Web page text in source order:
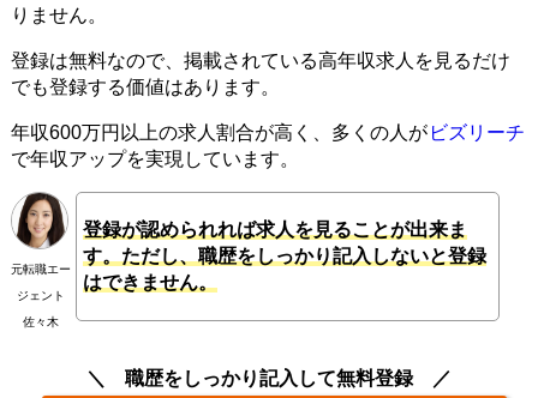
りません。
登録は無料なので、掲載されている高年収求人を見るだけ
でも登録する価値はあります。
年収600万円以上の求人割合が高く、多くの人が ビズリーチ
で年収アップを実現しています。
元転職エー
ジェント
佐々木
登録が認められれば求人を見ることが出来ま
す。ただし、職歴をしっかり記入しないと登録
はできません。
職歴をしっかり記入して無料登録